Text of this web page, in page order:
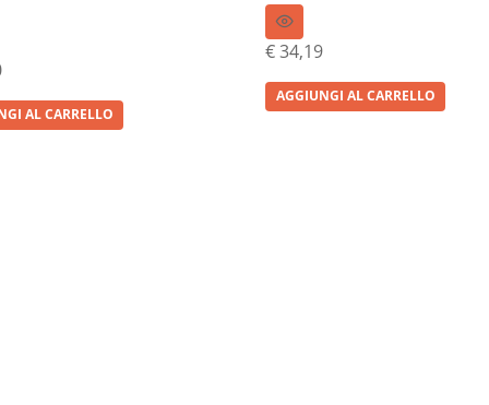
AL CARRELLO
€34,19
AGGIUNGI AL CARRELLO